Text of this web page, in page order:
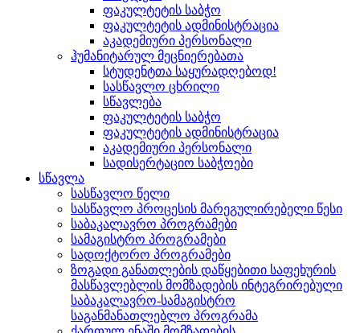
ფაკულტეტის საბჭო
ფაკულტეტის ადმინისტრაცია
აკადემიური პერსონალი
ჰუმანიტარულ მეცნიერებათა
სტუდენტთა საყურადღებოდ!
სასწავლო ცხრილი
სწავლება
ფაკულტეტის საბჭო
ფაკულტეტის ადმინისტრაცია
აკადემიური პერსონალი
სადისერტაციო საბჭოები
სწავლა
სასწავლო წელი
სასწავლო პროცესის მარეგულირებელი წესი
საბაკალავრო პროგრამები
სამაგისტრო პროგრამები
სადოქტორო პროგრამები
ზოგადი განათლების დაწყებითი საფეხურის
მასწავლებლის მომზადების ინტეგრირებული
საბაკალავრო-სამაგისტრო
საგანმანათლებლო პროგრამა